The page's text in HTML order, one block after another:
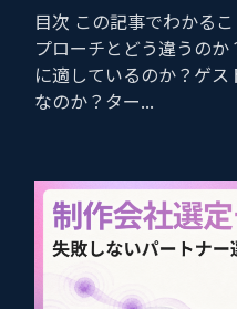
目次 この記事でわかる
プローチとどう違うの
に適しているのか？ゲ
なのか？ター...